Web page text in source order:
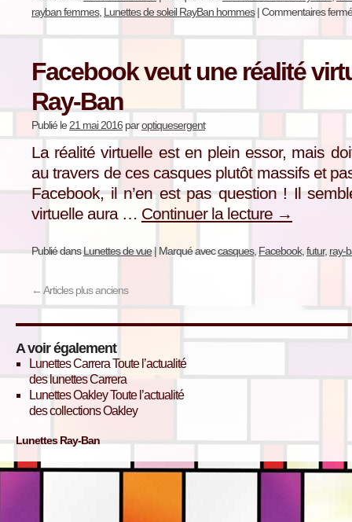
rayban femmes, Lunettes de soleil RayBan hommes |Commentaires
Facebook veut une réalité
Ray-Ban
Publié le 21 mai 2016 paroptiquesergent
La réalité virtuelle est en plein essor, mais
au travers de ces casques plutôt massifs et
Facebook, il n’en est pas question ! Il
virtuelle aura … Continuer la lecture →
Publié dansLunettes de vue| Marqué aveccasques, Facebook, futur, ray-
← Articles plus anciens
A voir également
Lunettes CarreraToute l’actualité
des lunettes Carrera
Lunettes OakleyToute l’actualité
des collections Oakley
Lunettes Ray-Ban